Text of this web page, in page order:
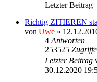
Letzter Beitrag
Richtig ZITIEREN
von Uwe »
4 Antworten
253525 Zugriffe
Letzter Beitrag
30.12.2020